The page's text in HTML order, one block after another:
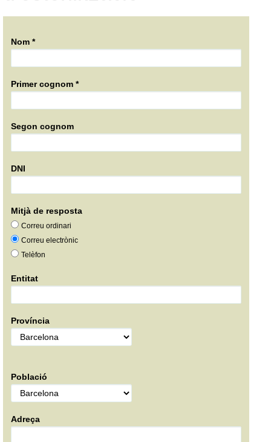
Nom *
Primer cognom *
Segon cognom
DNI
Mitjà de resposta
Correu ordinari
Correu electrònic
Telèfon
Entitat
Província
Població
Adreça